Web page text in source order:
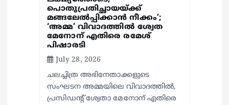
പൊതുപ്രതിച്ഛായയ്ക്ക്
മങ്ങലേല്‍പ്പിക്കാന്‍ നീക്കം’;
‘അമ്മ’ വിവാദത്തില്‍ ശ്വേത
മേനോന് എതിരെ രമേശ്
പിഷാരടി
July 28, 2026
ചലച്ചിത്ര അഭിനേതാക്കളുടെ
സംഘടന അമ്മയിലെ വിവാദത്തില്‍,
പ്രസിഡന്റ് ശ്വേതാ മേനോന് എതിരെ